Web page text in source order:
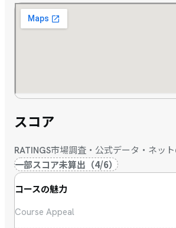
スコア
RATINGS市場調査・公式データ・ネッ
一部スコア未算出 （4/6）
コースの魅力
Course Appeal